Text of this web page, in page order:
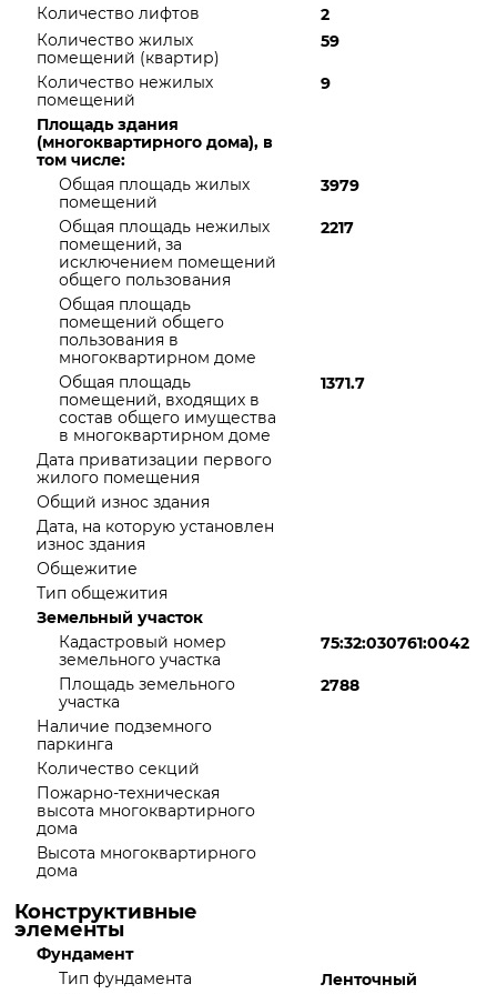
Количество лифтов
2
Количество жилых
помещений (квартир)
59
Количество нежилых
помещений
9
Площадь здания
(многоквартирного дома), в
том числе:
Общая площадь жилых
помещений
3979
Общая площадь нежилых
помещений, за
исключением помещений
общего пользования
2217
Общая площадь
помещений общего
пользования в
многоквартирном доме
Общая площадь
помещений, входящих в
состав общего имущества
в многоквартирном доме
1371.7
Дата приватизации первого
жилого помещения
Общий износ здания
Дата, на которую установлен
износ здания
Общежитие
Тип общежития
Земельный участок
Кадастровый номер
земельного участка
75:32:030761:0042
Площадь земельного
участка
2788
Наличие подземного
паркинга
Количество секций
Пожарно-техническая
высота многоквартирного
дома
Высота многоквартирного
дома
Конструктивные
элементы
Фундамент
Тип фундамента
Ленточный